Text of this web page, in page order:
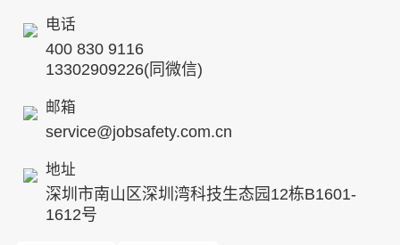
电话
400 830 9116
13302909226(同微信)
邮箱
service@jobsafety.com.cn
地址
深圳市南山区深圳湾科技生态园12栋B1601-
1612号
其他案例
企业文化
专家团队
发展历程
招贤纳士
ESG
8S安全服务联盟